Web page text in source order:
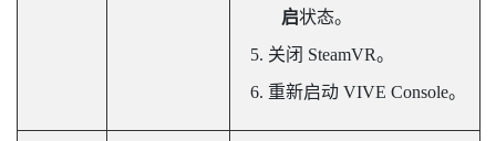
启状态。
关闭 SteamVR。
重新启动 VIVE Console。